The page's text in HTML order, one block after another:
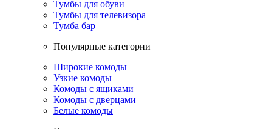
Тумбы для обуви
Тумбы для телевизора
Тумба бар
Популярные категории
Широкие комоды
Узкие комоды
Комоды с ящиками
Комоды с дверцами
Белые комоды